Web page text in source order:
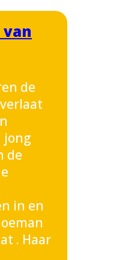
van
de
jong
de
in en
. Haar